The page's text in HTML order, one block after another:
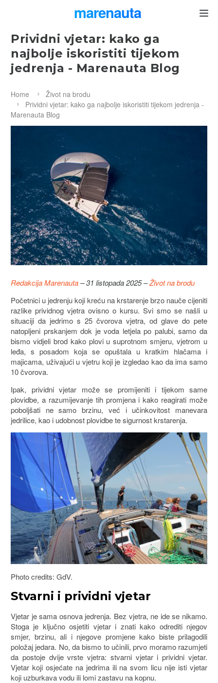
marenauta
Prividni vjetar: kako ga
najbolje iskoristiti tijekom
jedrenja - Marenauta Blog
Home
Život na brodu
Prividni vjetar: kako ga najbolje iskoristiti tijekom jedrenja -
Marenauta Blog
Redakcija Marenauta– 31 listopada 2025 –Život na brodu
Početnici u jedrenju koji kreću na krstarenje brzo nauče cijeniti
razlike prividnog vjetra ovisno o kursu. Svi smo se našli u
situaciji da jedrimo s 25 čvorova vjetra, od glave do pete
natopljeni prskanjem dok je voda letjela po palubi, samo da
bismo vidjeli brod kako plovi u suprotnom smjeru, vjetrom u
leđa, s posadom koja se opuštala u kratkim hlačama i
majicama, uživajući u vjetru koji je izgledao kao da ima samo
10 čvorova.
Ipak, prividni vjetar može se promijeniti i tijekom same
plovidbe, a razumijevanje tih promjena i kako reagirati može
poboljšati ne samo brzinu, već i učinkovitost manevara
jedrilice, kao i udobnost plovidbe te sigurnost krstarenja.
Photo credits: GdV.
Stvarni i prividni vjetar
Vjetar je sama osnova jedrenja. Bez vjetra, ne ide se nikamo.
Stoga je ključno osjetiti vjetar i znati kako odrediti njegov
smjer, brzinu, ali i njegove promjene kako biste prilagodili
položaj jedara. No, da bismo to učinili, prvo moramo razumjeti
da postoje dvije vrste vjetra: stvarni vjetar i prividni vjetar.
Vjetar koji osjećate na jedrima ili na svom licu nije isti vjetar
koji uzburkava vodu ili lomi zastavu na kopnu.